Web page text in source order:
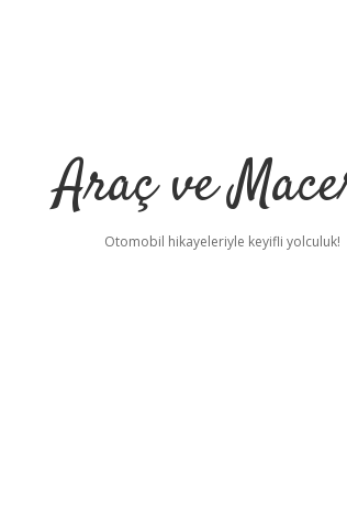
Araç ve
Otomobil hikayeleriyle keyifli yolculuk!